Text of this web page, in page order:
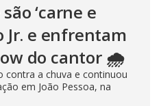
‘carne e
Jr. e enfrentam
do cantor 🌧️
contra a chuva e continuou
em João Pessoa, na